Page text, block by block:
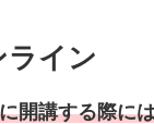
ライン
開講する際に